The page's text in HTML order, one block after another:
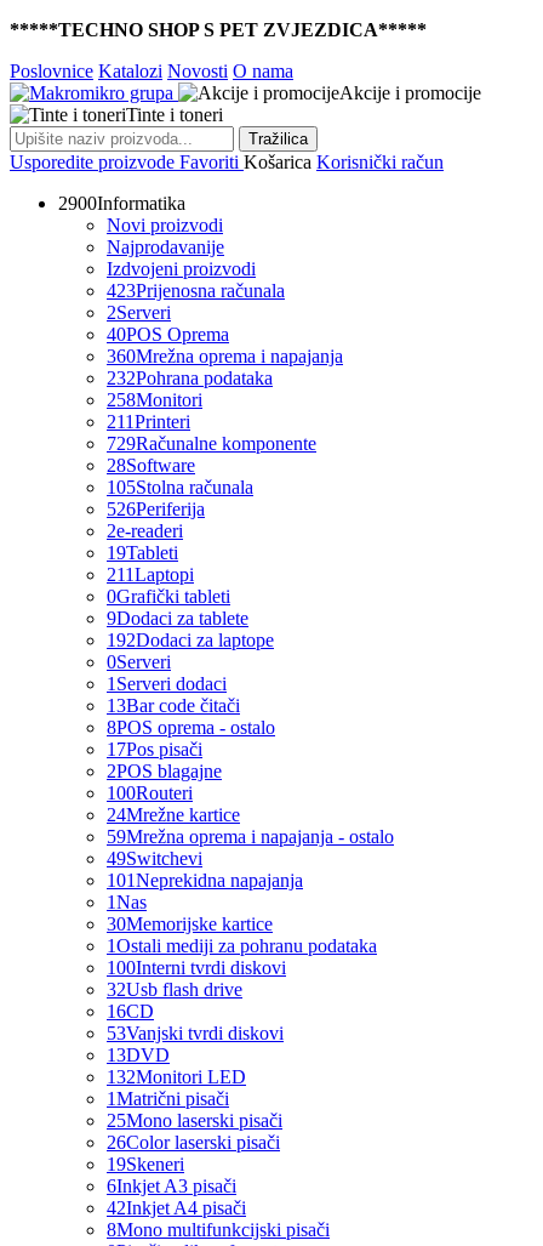
*****TECHNO SHOP S PET ZVJEZDICA*****
Poslovnice Katalozi Novosti O nama
Akcije i promocije
Tinte i toneri
Tražilica
Usporedite proizvode Favoriti Košarica Korisnički račun
2900Informatika
Novi proizvodi
Najprodavanije
Izdvojeni proizvodi
423Prijenosna računala
2Serveri
40POS Oprema
360Mrežna oprema i napajanja
232Pohrana podataka
258Monitori
211Printeri
729Računalne komponente
28Software
105Stolna računala
526Periferija
2e-readeri
19Tableti
211Laptopi
0Grafički tableti
9Dodaci za tablete
192Dodaci za laptope
0Serveri
1 Serveri dodaci
13Bar code čitači
8POS oprema - ostalo
17Pos pisači
2POS blagajne
100Routeri
24Mrežne kartice
59Mrežna oprema i napajanja - ostalo
49Switchevi
101Neprekidna napajanja
1Nas
30Memorijske kartice
1Ostali mediji za pohranu podataka
100Interni tvrdi diskovi
32Usb flash drive
16CD
53Vanjski tvrdi diskovi
13DVD
132Monitori LED
1Matrični pisači
25Mono laserski pisači
26Color laserski pisači
19Skeneri
6Inkjet A3 pisači
42Inkjet A4 pisači
8Mono multifunkcijski pisači